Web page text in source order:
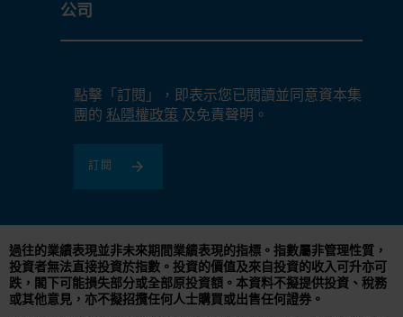
公司
點擊「訂閱」，即表示您已閱讀並同意資本集
團的私隱權政策 及免責聲明。
訂閱
過往的業績表現並非未來期間業績表現的指標。指數屬非管理性質，
投資者無法直接投資於指數。投資的價值及來自投資的收入可升亦可
跌，閣下可能損失部分或全部原投資額。本資料不擬提供投資、稅務
或其他意見，亦不擬招攬任何人士購買或出售任何證券。